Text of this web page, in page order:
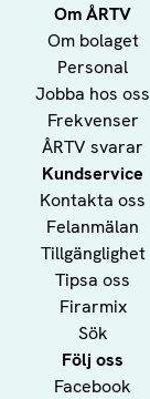
Om ÅRTV
Om bolaget
Personal
Jobba hos oss
Frekvenser
ÅRTV svarar
Kundservice
Kontakta oss
Felanmälan
Tillgänglighet
Tipsa oss
Firarmix
Sök
Följ oss
Facebook